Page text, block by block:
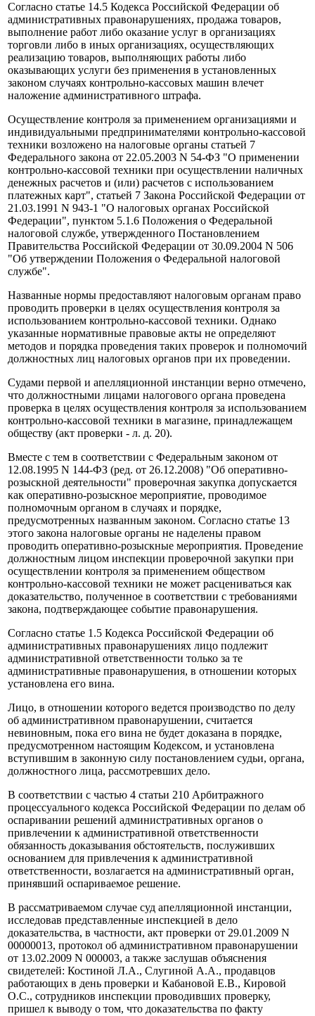
Согласно статье 14.5 Кодекса Российской Федерации об
административных правонарушениях, продажа товаров,
выполнение работ либо оказание услуг в организациях
торговли либо в иных организациях, осуществляющих
реализацию товаров, выполняющих работы либо
оказывающих услуги без применения в установленных
законом случаях контрольно-кассовых машин влечет
наложение административного штрафа.
Осуществление контроля за применением организациями и
индивидуальными предпринимателями контрольно-кассовой
техники возложено на налоговые органы статьей 7
Федерального закона от 22.05.2003 N 54-ФЗ "О применении
контрольно-кассовой техники при осуществлении наличных
денежных расчетов и (или) расчетов с использованием
платежных карт", статьей 7 Закона Российской Федерации от
21.03.1991 N 943-1 "О налоговых органах Российской
Федерации", пунктом 5.1.6 Положения о Федеральной
налоговой службе, утвержденного Постановлением
Правительства Российской Федерации от 30.09.2004 N 506
"Об утверждении Положения о Федеральной налоговой
службе".
Названные нормы предоставляют налоговым органам право
проводить проверки в целях осуществления контроля за
использованием контрольно-кассовой техники. Однако
указанные нормативные правовые акты не определяют
методов и порядка проведения таких проверок и полномочий
должностных лиц налоговых органов при их проведении.
Судами первой и апелляционной инстанции верно отмечено,
что должностными лицами налогового органа проведена
проверка в целях осуществления контроля за использованием
контрольно-кассовой техники в магазине, принадлежащем
обществу (акт проверки - л. д. 20).
Вместе с тем в соответствии с Федеральным законом от
12.08.1995 N 144-ФЗ (ред. от 26.12.2008) "Об оперативно-
розыскной деятельности" проверочная закупка допускается
как оперативно-розыскное мероприятие, проводимое
полномочным органом в случаях и порядке,
предусмотренных названным законом. Согласно статье 13
этого закона налоговые органы не наделены правом
проводить оперативно-розыскные мероприятия. Проведение
должностным лицом инспекции проверочной закупки при
осуществлении контроля за применением обществом
контрольно-кассовой техники не может расцениваться как
доказательство, полученное в соответствии с требованиями
закона, подтверждающее событие правонарушения.
Согласно статье 1.5 Кодекса Российской Федерации об
административных правонарушениях лицо подлежит
административной ответственности только за те
административные правонарушения, в отношении которых
установлена его вина.
Лицо, в отношении которого ведется производство по делу
об административном правонарушении, считается
невиновным, пока его вина не будет доказана в порядке,
предусмотренном настоящим Кодексом, и установлена
вступившим в законную силу постановлением судьи, органа,
должностного лица, рассмотревших дело.
В соответствии с частью 4 статьи 210 Арбитражного
процессуального кодекса Российской Федерации по делам об
оспаривании решений административных органов о
привлечении к административной ответственности
обязанность доказывания обстоятельств, послуживших
основанием для привлечения к административной
ответственности, возлагается на административный орган,
принявший оспариваемое решение.
В рассматриваемом случае суд апелляционной инстанции,
исследовав представленные инспекцией в дело
доказательства, в частности, акт проверки от 29.01.2009 N
00000013, протокол об административном правонарушении
от 13.02.2009 N 000003, а также заслушав объяснения
свидетелей: Костиной Л.А., Слугиной А.А., продавцов
работающих в день проверки и Кабановой Е.В., Кировой
О.С., сотрудников инспекции проводивших проверку,
пришел к выводу о том, что доказательства по факту